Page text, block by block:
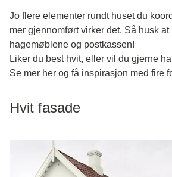
Jo flere elementer rundt huset du
mer gjennomført virker det. Så husk
hagemøblene og postkassen!
Liker du best hvit, eller vil du gjerne
Se mer her og få inspirasjon med fire
Hvit fasade